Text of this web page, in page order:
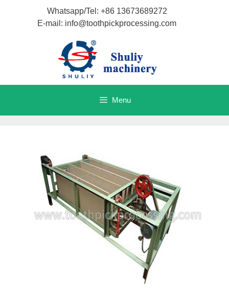
Whatsapp/Tel: +86 13673689272
E-mail: info@toothpickprocessing.com
Menu